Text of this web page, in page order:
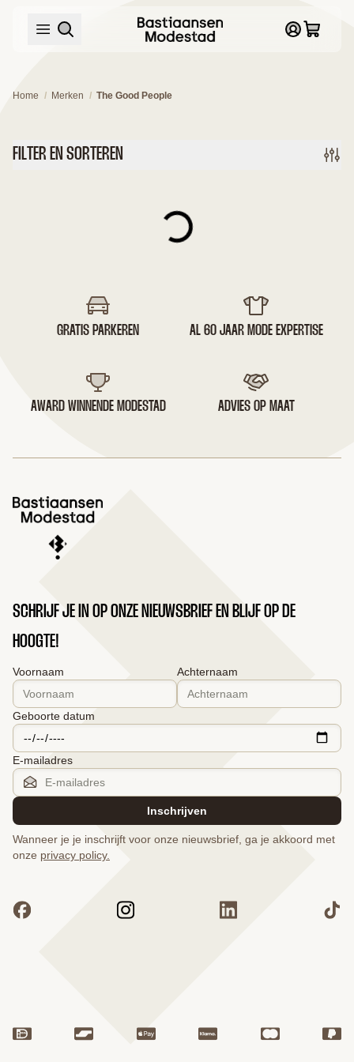
Home / Merken / The Good People
FILTER EN SORTEREN
GRATIS PARKEREN AL 60 JAAR MODE EXPERTISE
AWARD WINNENDE MODESTAD ADVIES OP MAAT
SCHRIJF JE IN OP ONZE NIEUWSBRIEF EN BLIJF OP DE
HOOGTE!
Voornaam Achternaam
Geboorte datum
E-mailadres
Inschrijven
Wanneer je je inschrijft voor onze nieuwsbrief, ga je akkoord met
onze privacy policy.